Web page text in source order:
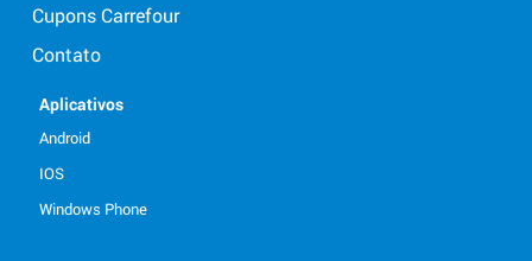
Cupons Carrefour
Contato
Aplicativos
Android
IOS
Windows Phone